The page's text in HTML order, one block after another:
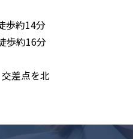
約14分
約16分
差点を北